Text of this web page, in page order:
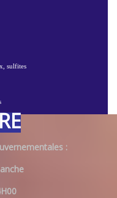
sulfites
: